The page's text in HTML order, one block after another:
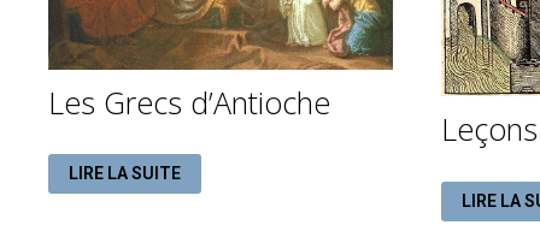
Les Grecs d’Antioche
LES
GRECS
D’ANTIOCHE
LIRE LA SUITE
LEÇONS
LIRE LA